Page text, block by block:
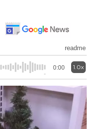
readme
0:00 1.0x